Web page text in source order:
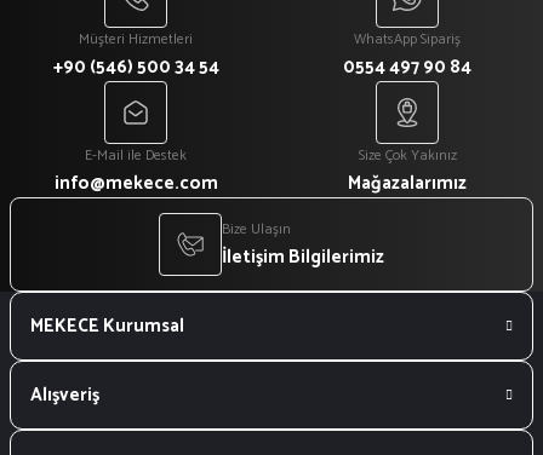
Müşteri Hizmetleri
+90 (546) 500 34 54
WhatsApp Sipariş
0554 497 90 84
E-Mail ile Destek
info@mekece.com
Size Çok Yakınız
Mağazalarımız
Bize Ulaşın
İletişim Bilgilerimiz
MEKECE Kurumsal
Alışveriş